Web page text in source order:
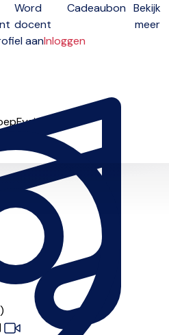
Word
docent
Cadeaubon Bekijk
meer
aanInloggen
Fysiek
|